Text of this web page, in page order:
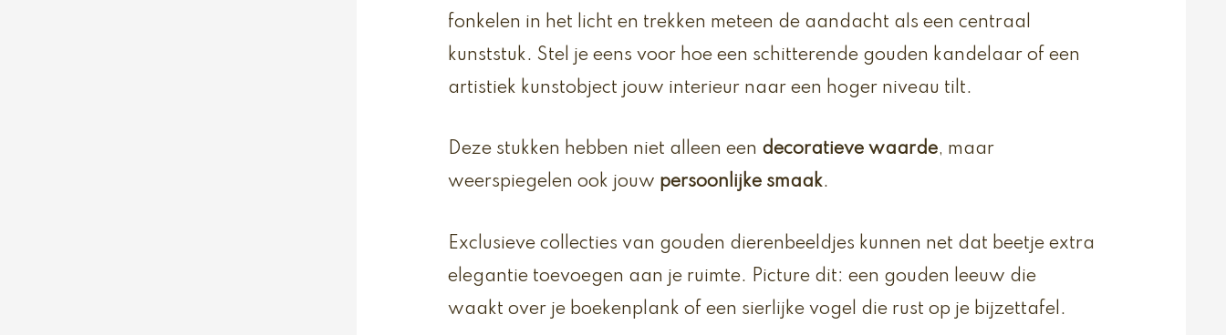
fonkelen in het licht en trekken meteen de aandacht als een centraal
kunststuk. Stel je eens voor hoe een schitterende gouden kandelaar of een
artistiek kunstobject jouw interieur naar een hoger niveau tilt.
Deze stukken hebben niet alleen een decoratieve waarde, maar
weerspiegelen ook jouw persoonlijke smaak.
Exclusieve collecties van gouden dierenbeeldjes kunnen net dat beetje extra
elegantie toevoegen aan je ruimte. Picture dit: een gouden leeuw die
waakt over je boekenplank of een sierlijke vogel die rust op je bijzettafel.